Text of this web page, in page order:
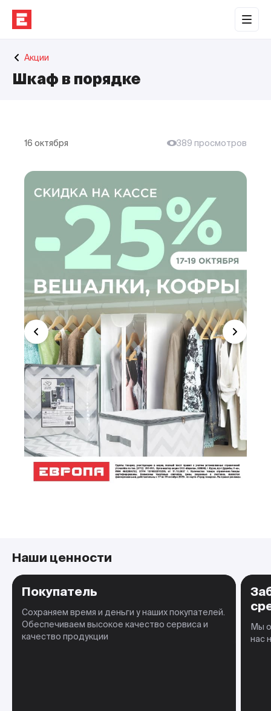
Торговые центры
Сотрудничество
Наши проекты
Акции
Шкаф в порядке
16 октября 389 просмотров
Наши ценности
Покупатель
Сохраняем время и деньги у наших покупателей.
Обеспечиваем высокое качество сервиса и
качество продукции
Мы
нас